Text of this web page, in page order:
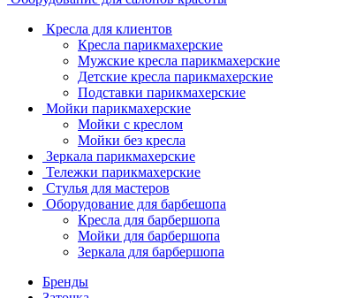
Кресла для клиентов
Кресла парикмахерские
Мужские кресла парикмахерские
Детские кресла парикмахерские
Подставки парикмахерские
Мойки парикмахерские
Мойки с креслом
Мойки без кресла
Зеркала парикмахерские
Тележки парикмахерские
Стулья для мастеров
Оборудование для барбешопа
Кресла для барбершопа
Мойки для барбершопа
Зеркала для барбершопа
Бренды